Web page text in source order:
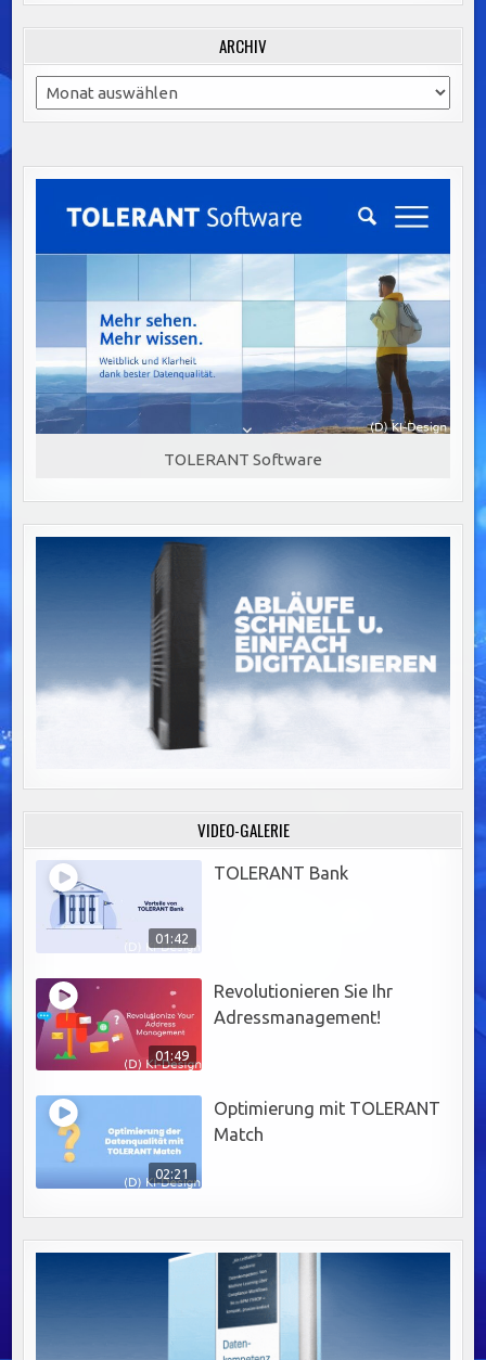
ARCHIV
Archiv
TOLERANT Software
VIDEO-GALERIE
01:42
TOLERANT Bank
01:49
Revolutionieren Sie Ihr
Adressmanagement!
02:21
Optimierung mit TOLERANT
Match